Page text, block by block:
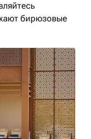
бирюзовые